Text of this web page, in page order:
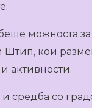
можноста
кои
активности.
средба со